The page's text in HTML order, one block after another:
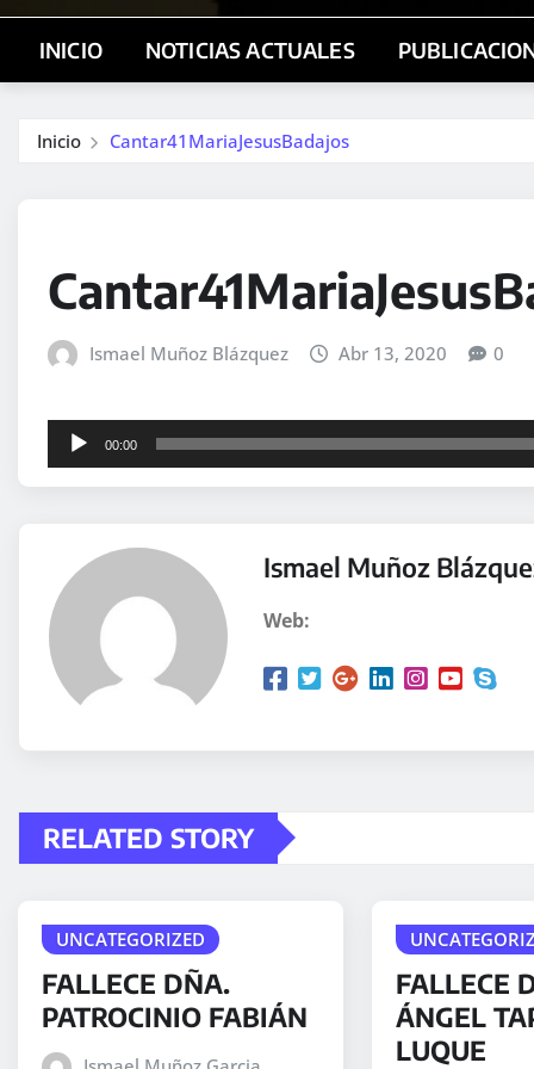
INICIO NOTICIAS ACTUALES
Inicio Cantar41MariaJesusBadajos
Ismael Muñoz Blázquez Abr 13, 2020 0
e
d
u
c
r
e
a
i
o
00:00
Ismael Muñoz
Web:
RELATED STORY
UNCATEGORIZED
FALLECE DÑA.
PATROCINIO FABIÁN
FALLECE
ÁNGEL
LUQUE